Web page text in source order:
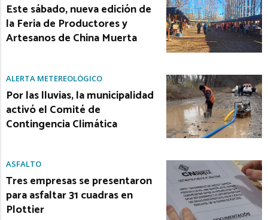
Este sábado, nueva edición de
la Feria de Productores y
Artesanos de China Muerta
ALERTA METEREOLÓGICO
Por las lluvias, la municipalidad
activó el Comité de
Contingencia Climática
ASFALTO
Tres empresas se presentaron
para asfaltar 31 cuadras en
Plottier